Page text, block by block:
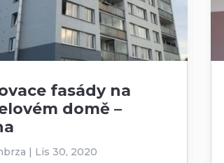
fasády na
domě –
| Lis 30, 2020